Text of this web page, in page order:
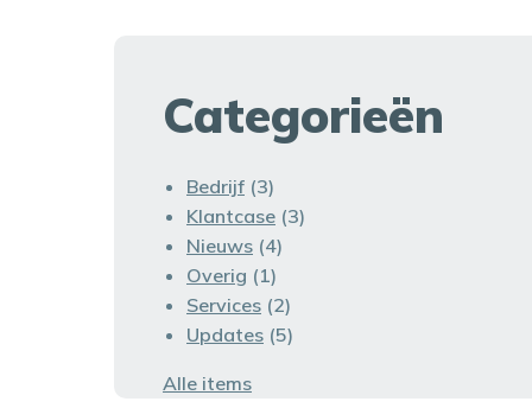
Categorieën
Bedrijf (3)
Klantcase (3)
Nieuws (4)
Overig (1)
Services (2)
Updates (5)
Alle items